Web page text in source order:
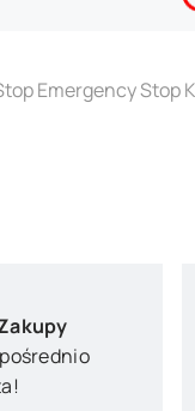
Emergency Stop